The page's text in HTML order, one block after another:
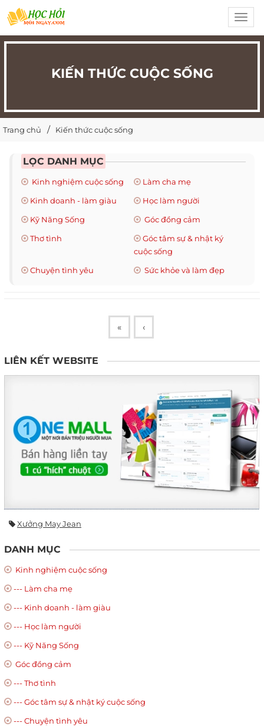
KIẾN THỨC CUỘC SỐNG
Trang chủ Kiến thức cuộc sống
LỌC DANH MỤC
Kinh nghiệm cuộc sống
Làm cha mẹ
Kinh doanh - làm giàu
Học làm người
Kỹ Năng Sống
Góc đồng cảm
Thơ tình
Góc tâm sự & nhật ký
cuộc sống
Chuyện tình yêu
Sức khỏe và làm đẹp
« ‹
LIÊN KẾT WEBSITE
Xưởng May Jean
DANH MỤC
Kinh nghiệm cuộc sống
--- Làm cha mẹ
--- Kinh doanh - làm giàu
--- Học làm người
--- Kỹ Năng Sống
Góc đồng cảm
--- Thơ tình
--- Góc tâm sự & nhật ký cuộc sống
--- Chuyện tình yêu